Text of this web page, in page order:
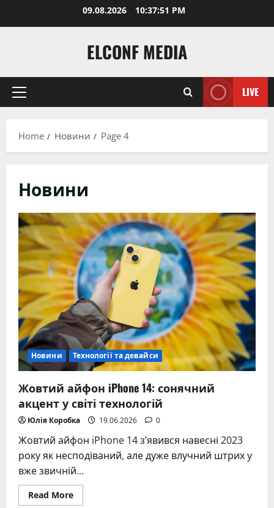
09.08.2026 10:37:52 PM
ELCONF MEDIA
Primary
LIVE
Home Новини Page 4
Новини
Новини Технології та девайси
Жовтий айфон iPhone 14: сонячний
акцент у світі технологій
Юлія Коробка 19.06.2026 0
Жовтий айфон iPhone 14 з’явився навесні 2023
року як несподіваний, але дуже влучний штрих у
вже звичній...
Read MoreRead
more